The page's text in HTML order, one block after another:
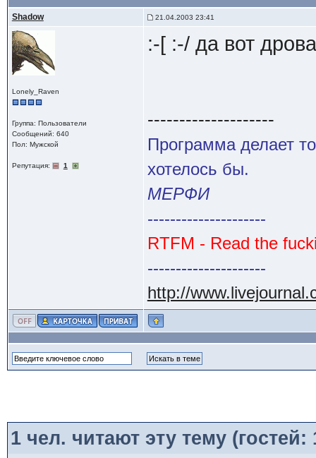
Shadow 21.04.2003 23:41
Lonely_Raven
Группа: Пользователи
Сообщений: 640
Пол: Мужской
Репутация: 1
:-[ :-/ да вот
--------------------
Программа делает
хотелось бы.
МЕРФИ
---------------------
RTFM - Read the
---------------------
http://
1чел. читают эту тему